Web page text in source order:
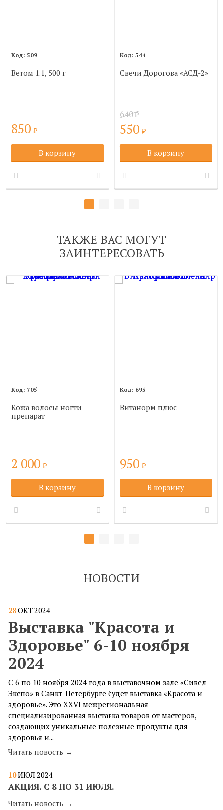
509
Ветом 1.1, 500 г
850₽
В корзину
544
Свечи Дорогова «АСД-2»
640₽
550₽
В корзину
ТАКЖЕ ВАС МОГУТ
ЗАИНТЕРЕСОВАТЬ
705
Кожа волосы ногти
препарат
2 000₽
В корзину
695
Витанорм плюс
950₽
В корзину
НОВОСТИ
28ОКТ2024
Выставка "Красота и
Здоровье" 6-10 ноября
2024
С 6 по 10 ноября 2024 года в выставочном зале «Сивел
Экспо» в Санкт-Петербурге будет выставка «Красота и
здоровье». Это XXVI межрегиональная
специализированная выставка товаров от мастеров,
создающих уникальные полезные продукты для
здоровья и...
Читать новость →
10ИЮЛ2024
​АКЦИЯ. С 8 ПО 31 ИЮЛЯ.
Читать новость →